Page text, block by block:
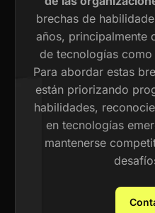
brechas de
años, principalmente
de tecnologías
Para abordar estas
están priorizando
habilidades,
en tecnologías
mantenerse